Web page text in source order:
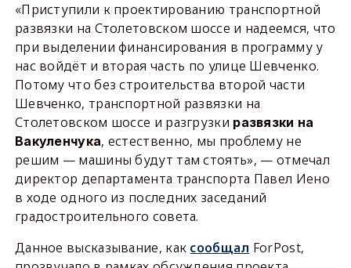
«Приступили к проектированию транспортной
развязки на Столетовском шоссе и надеемся, что
при выделении финансирования в программу у
нас войдёт и вторая часть по улице Шевченко.
Потому что без строительства второй части
Шевченко, транспортной развязки на
Столетовском шоссе и разгрузки развязки на
Вакуленчука, естественно, мы проблему не
решим — машины будут там стоять», — отмечал
директор департамента транспорта Павел Иено
в ходе одного из последних заседаний
градостроительного совета.
Данное высказывание, как сообщал ForPost,